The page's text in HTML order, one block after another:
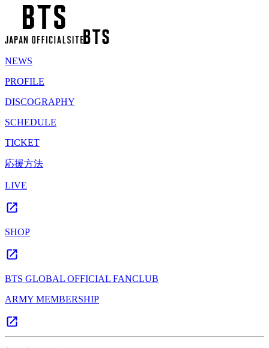
NEWS
PROFILE
DISCOGRAPHY
SCHEDULE
TICKET
応援方法
LIVE
SHOP
BTS GLOBAL OFFICIAL FANCLUB
ARMY MEMBERSHIP